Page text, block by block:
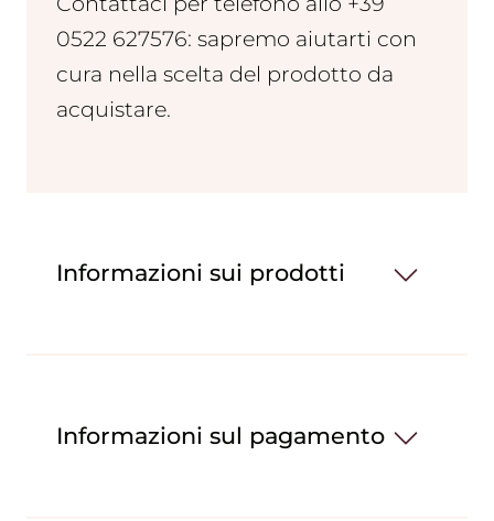
0522 627576: sapremo aiutarti con
cura nella scelta del prodotto da
acquistare.
Informazioni sui prodotti
Informazioni sul pagamento